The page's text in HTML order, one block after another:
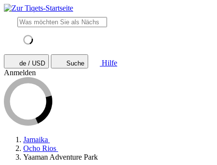
de / USD Suche
Hilfe
Anmelden
Jamaika
Ocho Rios
Yaaman Adventure Park